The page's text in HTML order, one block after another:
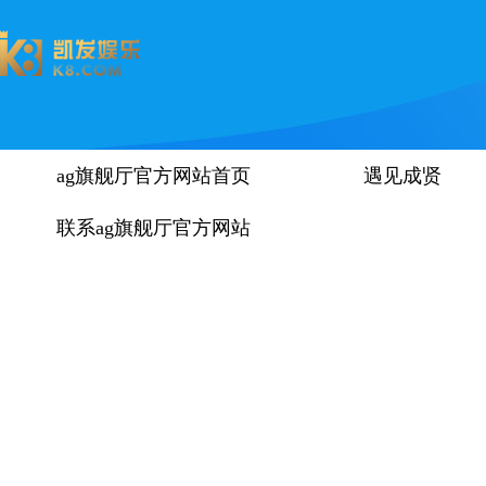
ag旗舰厅官方网站首页 遇见成贤
联系ag旗舰厅官方网站